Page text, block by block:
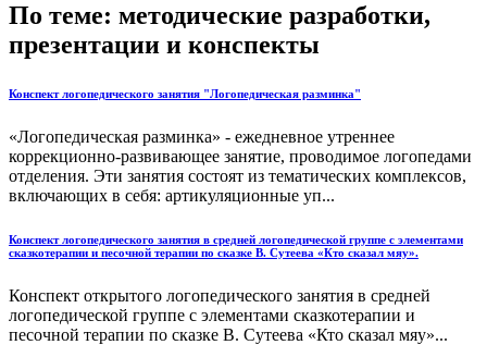
По теме: методические разработки,
презентации и конспекты
Конспект логопедического занятия "Логопедическая разминка"
«Логопедическая разминка» - ежедневное утреннее
коррекционно-развивающее занятие, проводимое логопедами
отделения. Эти занятия состоят из тематических комплексов,
включающих в себя: артикуляционные уп...
Конспект логопедического занятия в средней логопедической группе с элементами
сказкотерапии и песочной терапии по сказке В. Сутеева «Кто сказал мяу».
Конспект открытого логопедического занятия в средней
логопедической группе с элементами сказкотерапии и
песочной терапии по сказке В. Сутеева «Кто сказал мяу»...